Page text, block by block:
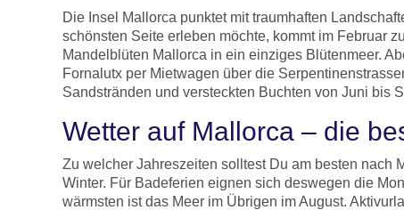
Die Insel Mallorca punktet mit traumhaften
schönsten Seite erleben möchte, kommt im Februar
Mandelblüten Mallorca in ein einziges Blütenmeer.
Fornalutx per Mietwagen über die
Sandstränden und versteckten Buchten von Juni bis
Wetter auf Mallorca – die
Zu welcher Jahreszeiten solltest Du am besten nach
Winter. Für Badeferien eignen sich deswegen die
wärmsten ist das Meer im Übrigen im August.